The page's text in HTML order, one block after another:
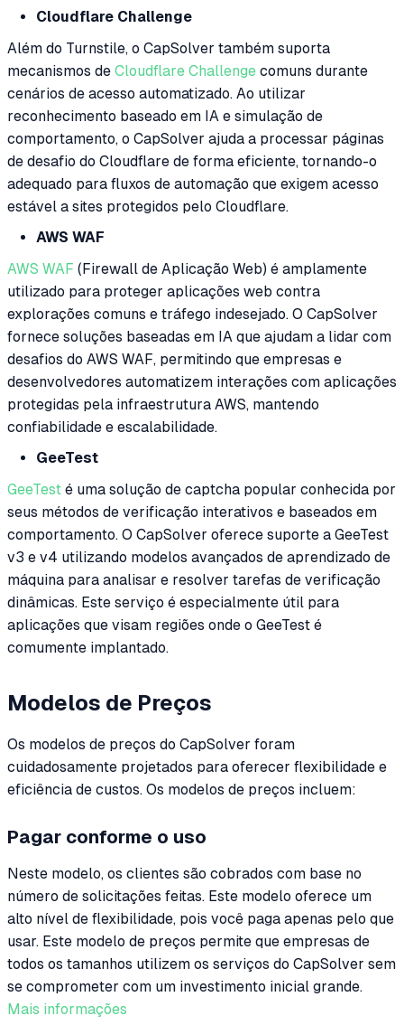
Cloudflare Challenge
Além do Turnstile, o CapSolver também suporta
mecanismos de Cloudflare Challenge comuns durante
cenários de acesso automatizado. Ao utilizar
reconhecimento baseado em IA e simulação de
comportamento, o CapSolver ajuda a processar páginas
de desafio do Cloudflare de forma eficiente, tornando-o
adequado para fluxos de automação que exigem acesso
estável a sites protegidos pelo Cloudflare.
AWS WAF
AWS WAF (Firewall de Aplicação Web) é amplamente
utilizado para proteger aplicações web contra
explorações comuns e tráfego indesejado. O CapSolver
fornece soluções baseadas em IA que ajudam a lidar com
desafios do AWS WAF, permitindo que empresas e
desenvolvedores automatizem interações com aplicações
protegidas pela infraestrutura AWS, mantendo
confiabilidade e escalabilidade.
GeeTest
GeeTest é uma solução de captcha popular conhecida por
seus métodos de verificação interativos e baseados em
comportamento. O CapSolver oferece suporte a GeeTest
v3 e v4 utilizando modelos avançados de aprendizado de
máquina para analisar e resolver tarefas de verificação
dinâmicas. Este serviço é especialmente útil para
aplicações que visam regiões onde o GeeTest é
comumente implantado.
Modelos de Preços
Os modelos de preços do CapSolver foram
cuidadosamente projetados para oferecer flexibilidade e
eficiência de custos. Os modelos de preços incluem:
Pagar conforme o uso
Neste modelo, os clientes são cobrados com base no
número de solicitações feitas. Este modelo oferece um
alto nível de flexibilidade, pois você paga apenas pelo que
usar. Este modelo de preços permite que empresas de
todos os tamanhos utilizem os serviços do CapSolver sem
se comprometer com um investimento inicial grande.
Mais informações